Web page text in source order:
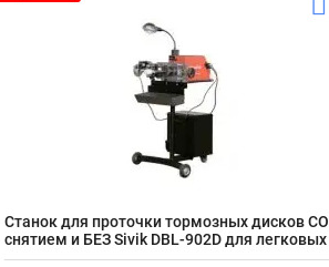
Станок для проточки тормозных дисков СО
снятием и БЕЗ Sivik DBL-902D для легковых
авто